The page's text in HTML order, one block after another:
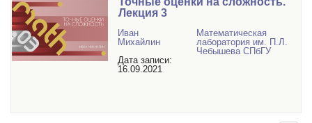
Лекция 3
Иван
Михайлин
Дата записи:
16.09.2021
Математичеcкая
лаборатория им. П.Л.
Чебышева СПбГУ